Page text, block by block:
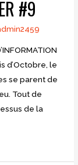
#9
d’Octobre, le
se parent de
Tout de
de la